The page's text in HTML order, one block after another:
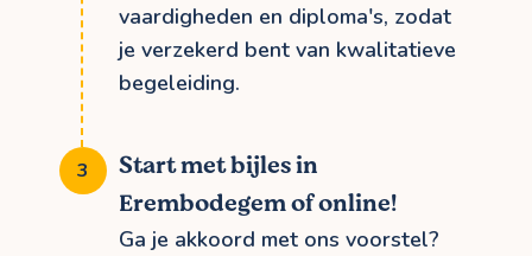
vaardigheden en diploma's, zodat
je verzekerd bent van kwalitatieve
begeleiding.
Start met bijles in
Erembodegem of online!
Ga je akkoord met ons voorstel?